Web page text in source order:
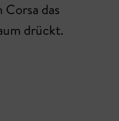
das
drückt.